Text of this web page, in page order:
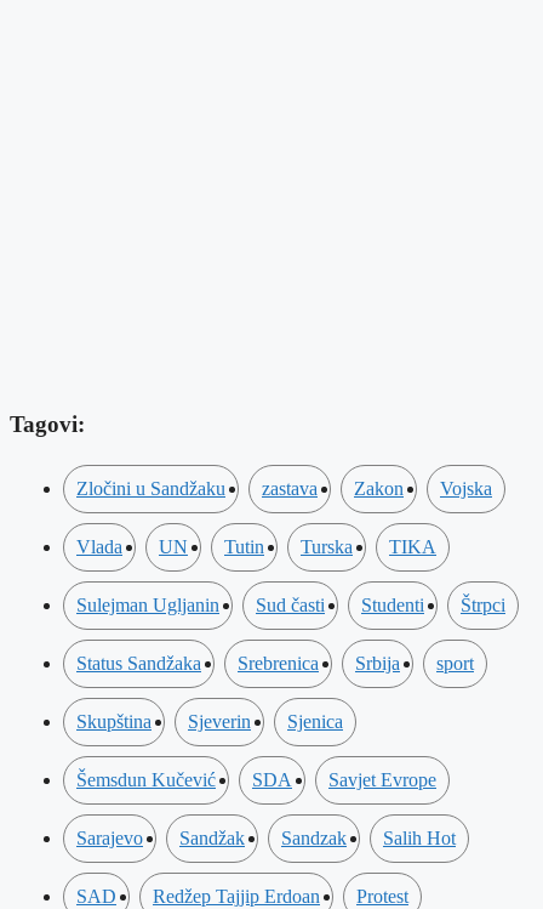
Tagovi:
Zločini u Sandžaku zastava Zakon Vojska
Vlada UN Tutin Turska TIKA
Sulejman Ugljanin Sud časti Studenti Štrpci
Status Sandžaka Srebrenica Srbija sport
Skupština Sjeverin Sjenica
Šemsdun Kučević SDA Savjet Evrope
Sarajevo Sandžak Sandzak Salih Hot
SAD Redžep Tajjip Erdoan Protest